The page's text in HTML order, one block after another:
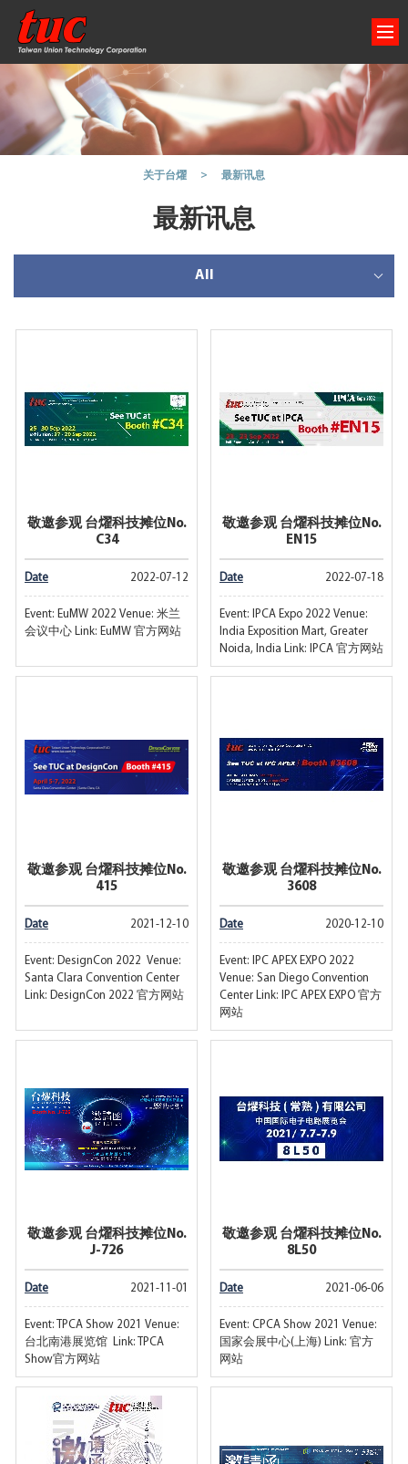
关于台燿 最新讯息
最新讯息
All
敬邀参观 台燿科技摊位No.
C34
Date 2022-07-12
Event: EuMW 2022 Venue: 米兰
会议中心 Link: EuMW 官方网站
敬邀参观 台燿科技摊位No.
EN15
Date 2022-07-18
Event: IPCA Expo 2022 Venue:
India Exposition Mart, Greater
Noida, India Link: IPCA 官方网站
敬邀参观 台燿科技摊位No.
415
Date 2021-12-10
Event: DesignCon 2022 Venue:
Santa Clara Convention Center
Link: DesignCon 2022 官方网站
敬邀参观 台燿科技摊位No.
3608
Date 2020-12-10
Event: IPC APEX EXPO 2022
Venue: San Diego Convention
Center Link: IPC APEX EXPO 官方
网站
敬邀参观 台燿科技摊位No.
J-726
Date 2021-11-01
Event: TPCA Show 2021 Venue:
台北南港展览馆 Link: TPCA
Show官方网站
敬邀参观 台燿科技摊位No.
8L50
Date 2021-06-06
Event: CPCA Show 2021 Venue:
国家会展中心(上海) Link: 官方
网站